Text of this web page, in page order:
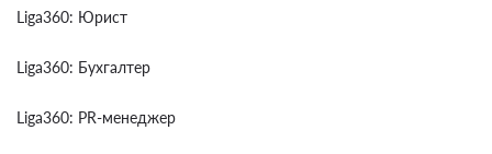
Liga360: Юрист
Liga360: Бухгалтер
Liga360: PR-менеджер